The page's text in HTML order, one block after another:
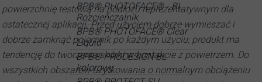
powierzchnię testową na podłożu reprezentatywnym dla
ostatecznej aplikacji. Przed użyciem dobrze wymieszać i
dobrze zamknąć pojemnik po każdym użyciu; produkt ma
tendencję do tworzenia skórki w kontakcie z powietrzem. Do
wszystkich obszarów użytkowania o normalnym obciążeniu
BPB® PHOTOFACE® - BL
Rozcieńczalnik
BPB® PHOTOFACE® Clear
Liquid
BPB® PRODESIGN BL
kolorowy